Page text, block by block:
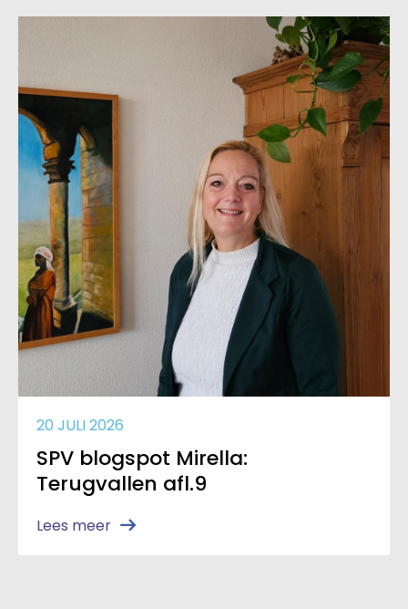
20 JULI 2026
SPV blogspot Mirella:
Terugvallen afl.9
Lees meer